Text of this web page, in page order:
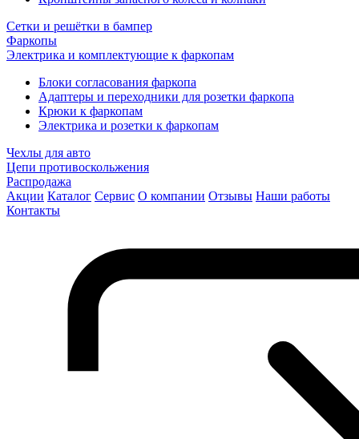
Сетки и решётки в бампер
Фаркопы
Электрика и комплектующие к фаркопам
Блоки согласования фаркопа
Адаптеры и переходники для розетки фаркопа
Крюки к фаркопам
Электрика и розетки к фаркопам
Чехлы для авто
Цепи противоскольжения
Распродажа
Акции Каталог Сервис О компании Отзывы Наши работы
Контакты